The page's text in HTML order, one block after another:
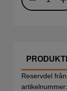
Reservdel